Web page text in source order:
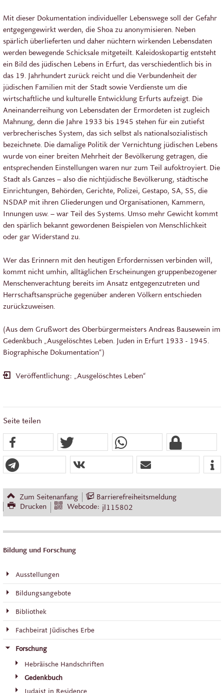
Mit dieser Dokumentation individueller Lebenswege soll der Gefahr
entgegengewirkt werden, die Shoa zu anonymisieren. Neben
spärlich überlieferten und daher nüchtern wirkenden Lebensdaten
werden bewegende Schicksale mitgeteilt. Kaleidoskopartig entsteht
ein Bild des jüdischen Lebens in Erfurt, das verschiedentlich bis in
das 19. Jahrhundert zurück reicht und die Verbundenheit der
jüdischen Familien mit der Stadt sowie Verdienste um die
wirtschaftliche und kulturelle Entwicklung Erfurts aufzeigt. Die
Aneinanderreihung von Lebensdaten der Ermordeten ist zugleich
Mahnung, denn die Jahre 1933 bis 1945 stehen für ein zutiefst
verbrecherisches System, das sich selbst als nationalsozialistisch
bezeichnete. Die damalige Politik der Vernichtung jüdischen Lebens
wurde von einer breiten Mehrheit der Bevölkerung getragen, die
entsprechenden Einstellungen waren nur zum Teil aufoktroyiert. Die
Stadt als Ganzes – also die nichtjüdische Bevölkerung, städtische
Einrichtungen, Behörden, Gerichte, Polizei, Gestapo, SA, SS, die
NSDAP mit ihren Gliederungen und Organisationen, Kammern,
Innungen usw. – war Teil des Systems. Umso mehr Gewicht kommt
den spärlich bekannt gewordenen Beispielen von Menschlichkeit
oder gar Widerstand zu.
Wer das Erinnern mit den heutigen Erfordernissen verbinden will,
kommt nicht umhin, alltäglichen Erscheinungen gruppenbezogener
Menschenverachtung bereits im Ansatz entgegenzutreten und
Herrschaftsansprüche gegenüber anderen Völkern entschieden
zurückzuweisen.
(Aus dem Grußwort des Oberbürgermeisters Andreas Bausewein im
Gedenkbuch „Ausgelöschtes Leben. Juden in Erfurt 1933 - 1945.
Biographische Dokumentation“)
Veröffentlichung: „Ausgelöschtes Leben“
Seite teilen
Zum Seitenanfang
Barrierefreiheitsmeldung
Drucken
Webcode: jl115802
Bildung und Forschung
Ausstellungen
Bildungsangebote
Bibliothek
Fachbeirat Jüdisches Erbe
Forschung
Hebräische Handschriften
Gedenkbuch
Judaist in Residence